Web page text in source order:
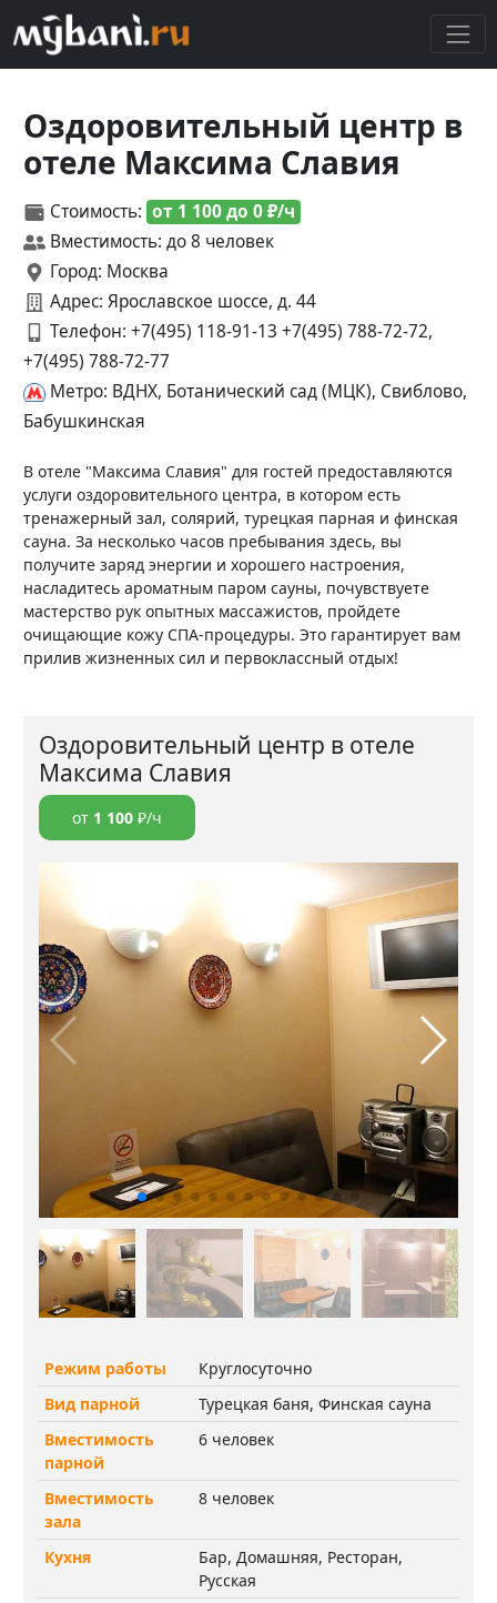
Оздоровительный центр в
отеле Максима Славия
Стоимость: от 1 100 до 0 ₽/ч
Вместимость: до 8 человек
Город: Москва
Адрес: Ярославское шоссе, д. 44
Телефон: +7(495) 118-91-13 +7(495) 788-72-72,
+7(495) 788-72-77
Метро: ВДНХ, Ботанический сад (МЦК), Свиблово,
Бабушкинская
В отеле "Максима Славия" для гостей предоставляются
услуги оздоровительного центра, в котором есть
тренажерный зал, солярий, турецкая парная и финская
сауна. За несколько часов пребывания здесь, вы
получите заряд энергии и хорошего настроения,
насладитесь ароматным паром сауны, почувствуете
мастерство рук опытных массажистов, пройдете
очищающие кожу СПА-процедуры. Это гарантирует вам
прилив жизненных сил и первоклассный отдых!
Оздоровительный центр в отеле
Максима Славия
от 1 100 ₽/ч
Режим работы
Круглосуточно
Вид парной
Турецкая баня, Финская сауна
Вместимость
парной
6 человек
Вместимость
зала
8 человек
Кухня
Бар, Домашняя, Ресторан,
Русская